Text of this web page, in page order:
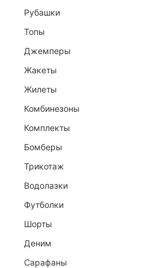
Рубашки
Топы
Джемперы
Жакеты
Жилеты
Комбинезоны
Комплекты
Бомберы
Трикотаж
Водолазки
Футболки
Шорты
Деним
Сарафаны